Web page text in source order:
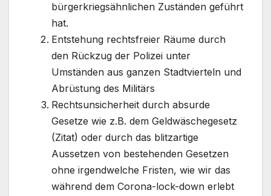
bürgerkriegsähnlichen Zuständen geführt
hat.
Entstehung rechtsfreier Räume durch
den Rückzug der Polizei unter
Umständen aus ganzen Stadtvierteln und
Abrüstung des Militärs
Rechtsunsicherheit durch absurde
Gesetze wie z.B. dem Geldwäschegesetz
(Zitat) oder durch das blitzartige
Aussetzen von bestehenden Gesetzen
ohne irgendwelche Fristen, wie wir das
während dem Corona-lock-down erlebt